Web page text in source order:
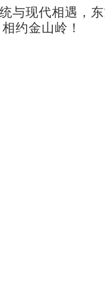
现代相遇，东
约金山岭！